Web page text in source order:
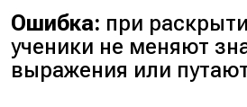
Ответ:$m = 3$ и
Три общие
= 1. В этом
прямая
Ошибка: при
ученики не меняют
выражения или